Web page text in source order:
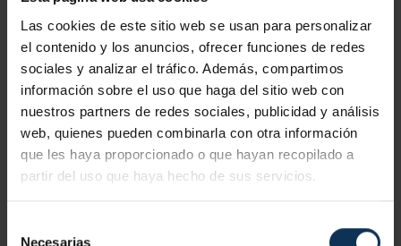
Las cookies de este sitio web se usan para personalizar
el contenido y los anuncios, ofrecer funciones de redes
sociales y analizar el tráfico. Además, compartimos
información sobre el uso que haga del sitio web con
nuestros partners de redes sociales, publicidad y análisis
web, quienes pueden combinarla con otra información
que les haya proporcionado o que hayan recopilado a
partir del uso que haya hecho de sus servicios.
Necesarias
buenas ...
LEER MÁS